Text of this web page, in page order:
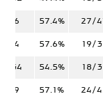
27/
57.4%
26
19/
57.6%
24
18/
54.5%
34
24/
57.1%
29